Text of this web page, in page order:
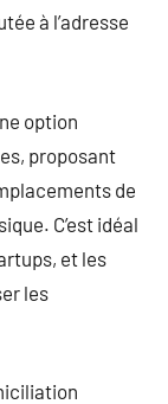
à l’adresse
option
proposant
de
C’est idéal
et les
les